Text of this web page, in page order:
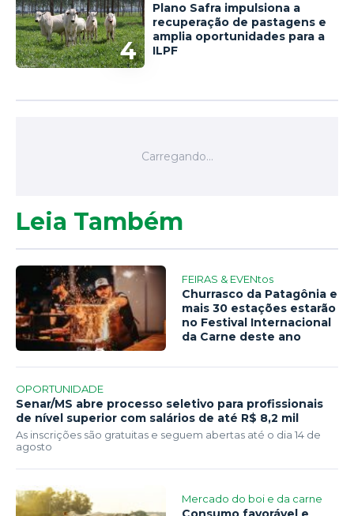
4
Plano Safra impulsiona a
recuperação de pastagens e
amplia oportunidades para a
ILPF
Leia Também
FEIRAS & EVENtos
Churrasco da Patagônia e
mais 30 estações estarão
no Festival Internacional
da Carne deste ano
OPORTUNIDADE
Senar/MS abre processo seletivo para profissionais
de nível superior com salários de até R$ 8,2 mil
As inscrições são gratuitas e seguem abertas até o dia 14 de
agosto
Mercado do boi e da carne